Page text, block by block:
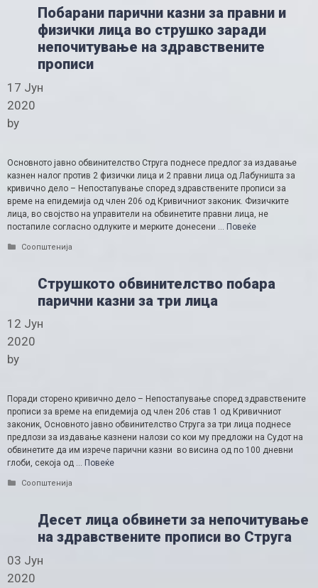
Побарани парични казни за правни и
физички лица во струшко заради
непочитување на здравствените
прописи
17 Јун
2020
by
Основното јавно обвинителство Струга поднесе предлог за издавање
казнен налог против 2 физички лица и 2 правни лица од Лабуништа за
кривично дело – Непостапување според здравствените прописи за
време на епидемија од член 206 од Кривичниот законик. Физичките
лица, во својство на управители на обвинетите правни лица, не
постапиле согласно одлуките и мерките донесени … Повеќе
Categories
Соопштенија
Струшкото обвинителство побара
парични казни за три лица
12 Јун
2020
by
Поради сторено кривично дело – Непостапување според здравствените
прописи за време на епидемија од член 206 став 1 од Кривичниот
законик, Основното јавно обвинителство Струга за три лица поднесе
предлози за издавање казнени налози со кои му предложи на Судот на
обвинетите да им изрече парични казни во висина од по 100 дневни
глоби, секоја од … Повеќе
Categories
Соопштенија
Десет лица обвинети за непочитување
на здравствените прописи во Струга
03 Јун
2020